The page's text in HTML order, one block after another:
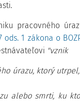
pracovného
ods. 1 zákona o
"vznik
úrazu, ktorý
alebo smrti, ku